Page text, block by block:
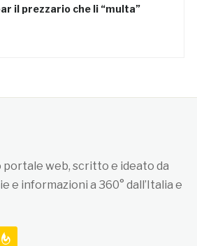
il prezzario che li “multa”
portale web, scritto e ideato da
e informazioni a 360° dall’Italia e
feedburner